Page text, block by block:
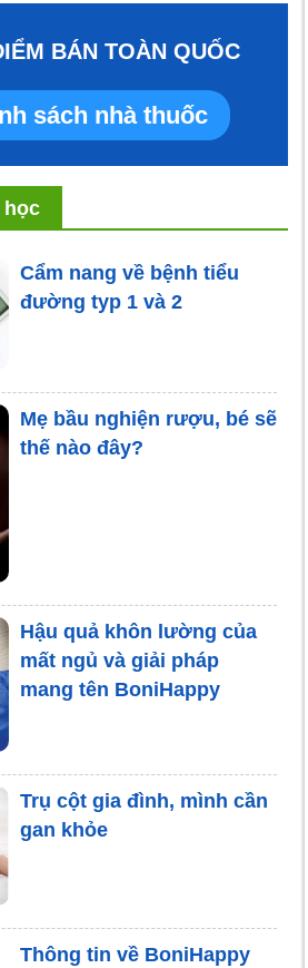
BÁN TOÀN QUỐC
sách nhà thuốc
học
Cẩm nang về bệnh tiểu
đường typ 1 và 2
Mẹ bầu nghiện rượu, bé sẽ
thế nào đây?
Hậu quả khôn lường của
mất ngủ và giải pháp
mang tên BoniHappy
Trụ cột gia đình, mình cần
gan khỏe
Thông tin về BoniHappy